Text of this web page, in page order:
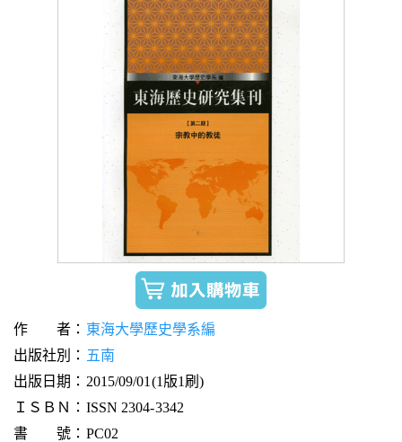
作 者： 東海大學歷史學系編
出版社別： 五南
出版日期：2015/09/01(1版1刷)
ＩＳＢＮ：ISSN 2304-3342
書 號：PC02